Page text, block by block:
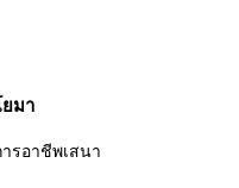
มา
รอาชีพเสนา